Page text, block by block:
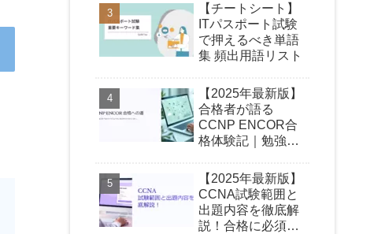
【チートシート】
ITパスポート試験
で押えるべき単語
集 頻出用語リスト
【2025年最新版】
合格者が語る
CCNP ENCOR合
格体験記｜勉強時
【2025年最新版】
CCNA試験範囲と
出題内容を徹底解
説！合格に必須の